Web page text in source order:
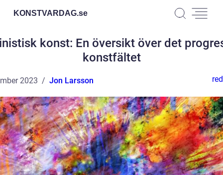
KONSTVARDAG.se
konst: En översikt över det
konstfältet
2023 Jon Larsson